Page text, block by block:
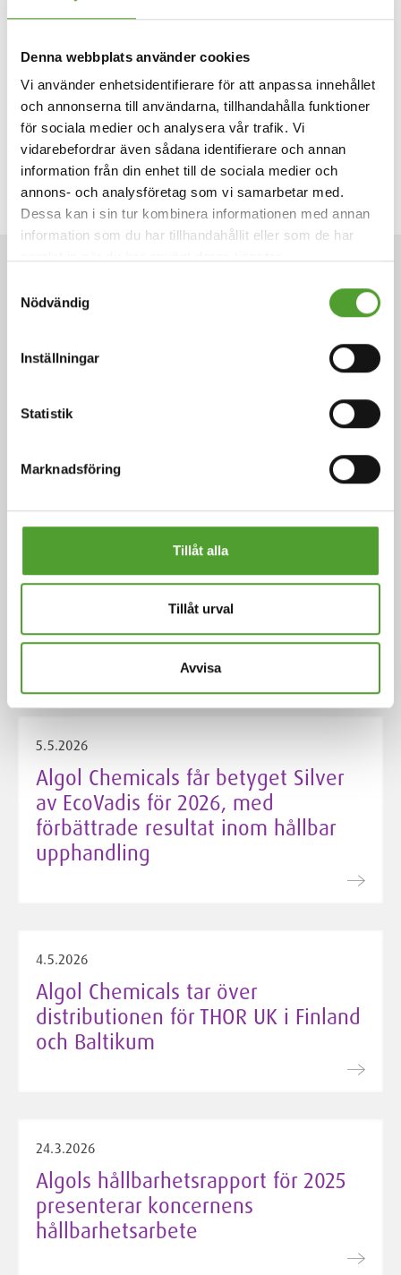
Denna webbplats använder cookies
Vi använder enhetsidentifierare för att anpassa innehållet
och annonserna till användarna, tillhandahålla funktioner
för sociala medier och analysera vår trafik. Vi
vidarebefordrar även sådana identifierare och annan
information från din enhet till de sociala medier och
annons- och analysföretag som vi samarbetar med.
Dessa kan i sin tur kombinera informationen med annan
information som du har tillhandahållit eller som de har
Nödvändig
Inställningar
Statistik
Marknadsföring
Tillåt alla
Tillåt urval
Avvisa
marknadsför och tillverkar produkter för industrin samt för
bolag tjänster relaterade till sina affärsområden, som
konstruktion, skräddarsydda leveranslösningar och
installations-, underhålls- och utbildningstjänster. Vi bygger
en framgångsrik och hållbar framtid för våra partners. Algol
har nästan 500 anställda experter i tio länder.
www.algol.fi/en
NYHETER
2.7.2026
Adam Cederwall Baidori utsedd till
Business Unit Director, Scandinavia
Juha Hietalahti utsedd till interim
VP of Procurement på Algol
Chemicals
5.5.2026
Algol Chemicals får betyget Silver
av EcoVadis för 2026, med
förbättrade resultat inom hållbar
upphandling
4.5.2026
Algol Chemicals tar över
distributionen för THOR UK i Finland
och Baltikum
24.3.2026
Algols hållbarhetsrapport för 2025
presenterar koncernens
hållbarhetsarbete